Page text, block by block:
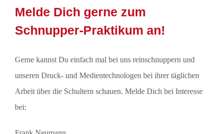
Melde Dich gerne zum
Schnupper-Praktikum an!
Gerne kannst Du einfach mal bei uns reinschnuppern und
unseren Druck- und Medientechnologen bei ihrer täglichen
Arbeit über die Schultern schauen. Melde Dich bei Interesse
bei: